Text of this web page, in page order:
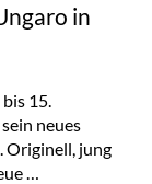
in
15.
neues
Originell, jung
…